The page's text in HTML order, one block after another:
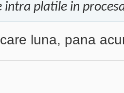
intra platile in
luna, pana